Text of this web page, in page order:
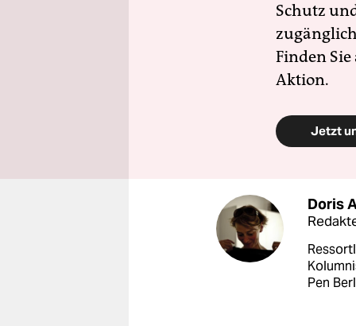
Schutz
Finden
Aktion.
Jetzt
Doris
Pen